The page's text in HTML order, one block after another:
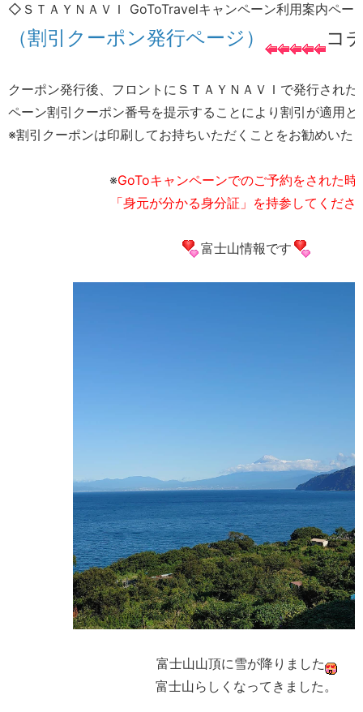
◇ＳＴＡＹＮＡＶＩ GoToTravelキャンペーン利用案内ペー
（割引クーポン発行ページ） コ
クーポン発行後、フロントにＳＴＡＹＮＡＶＩで発行され
ペーン割引クーポン番号を提示することにより割引が適用と
※割引クーポンは印刷してお持ちいただくことをお勧めいた
※GoToキャンペーンでのご予約をされた時
「身元が分かる身分証」を持参してくださ
富士山情報です
富士山山頂に雪が降りました
富士山らしくなってきました。